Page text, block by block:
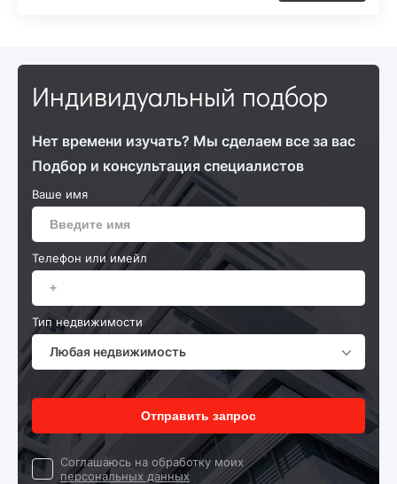
Индивидуальный подбор
Нет времени изучать? Мы сделаем все за вас
Подбор и консультация специалистов
Ваше имя
Телефон или имейл
Тип недвижимости
Любая недвижимость
Отправить запрос
Cоглашаюсь на обработку моих
персональных данных